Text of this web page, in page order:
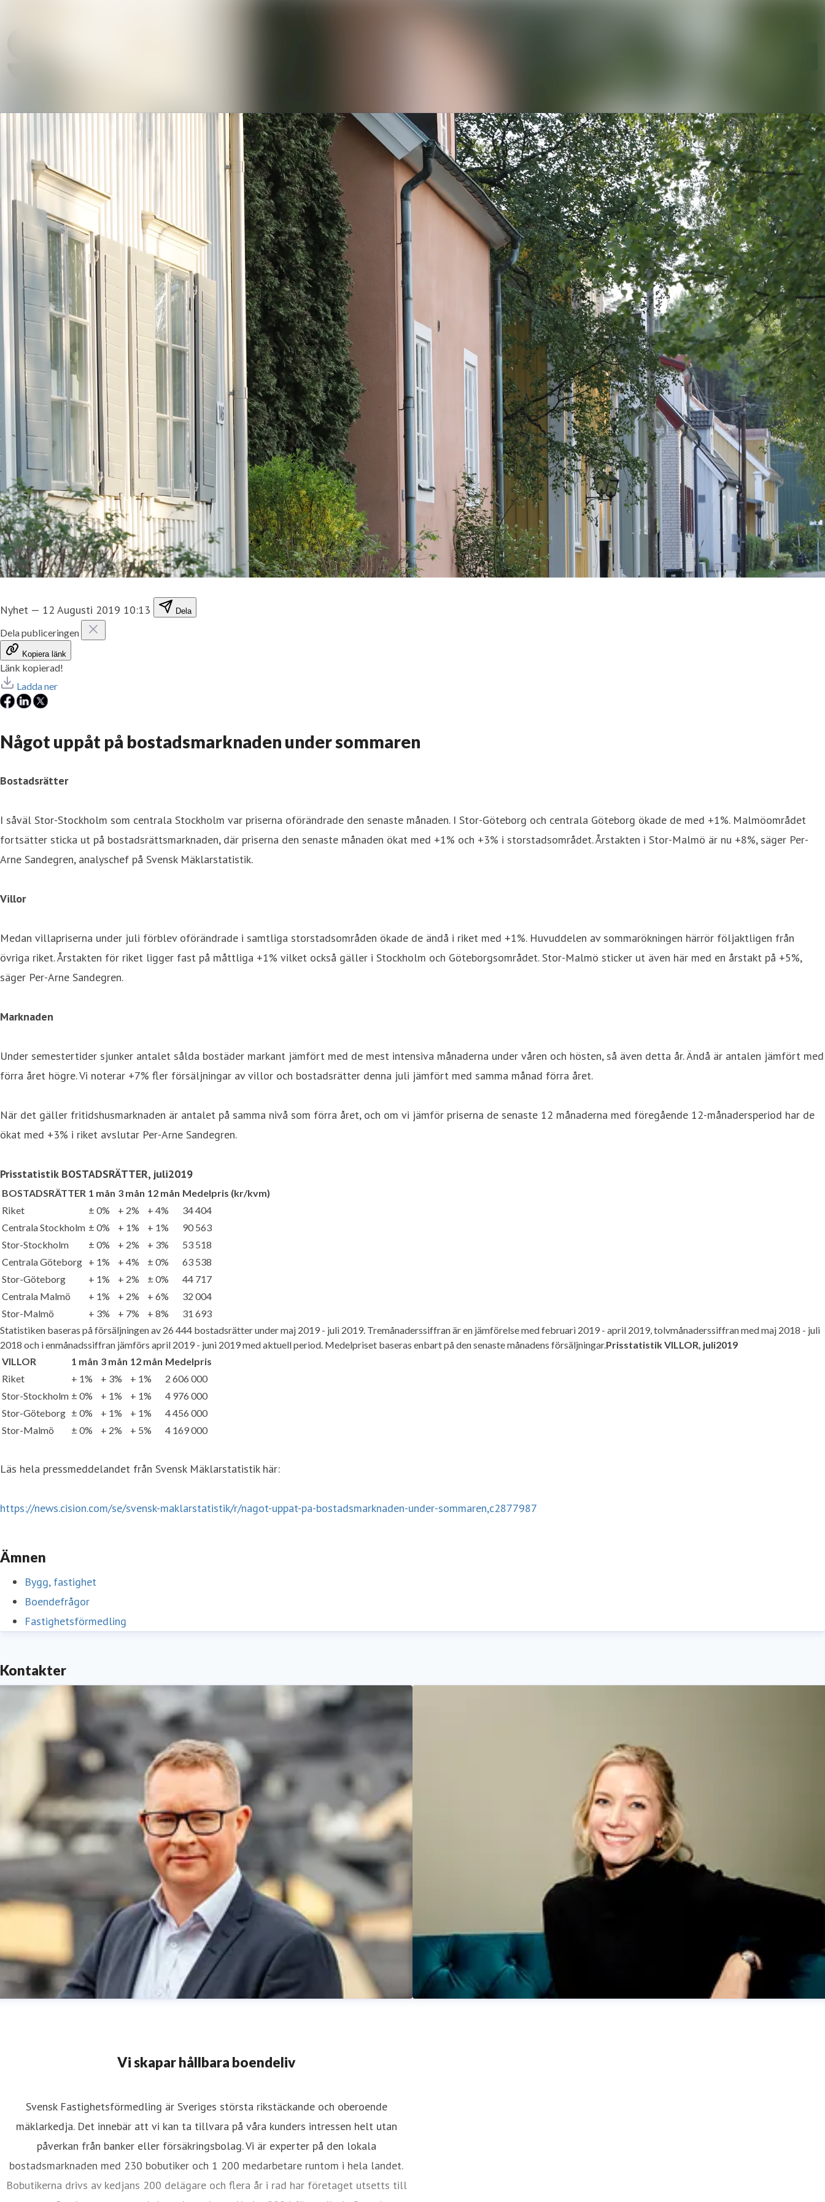
Nyhet — 12 Augusti 2019 10:13 Dela
Dela publiceringen
Kopiera länk
Länk kopierad!
Ladda ner
Något uppåt på bostadsmarknaden under sommaren
Bostadsrätter
I såväl Stor-Stockholm som centrala Stockholm var priserna oförändrade den senaste månaden. I Stor-Göteborg och centrala Göteborg ökade de med +1%. Malmöområdet
fortsätter sticka ut på bostadsrättsmarknaden, där priserna den senaste månaden ökat med +1% och +3% i storstadsområdet. Årstakten i Stor-Malmö är nu +8%, säger Per-
Arne Sandegren, analyschef på Svensk Mäklarstatistik.
Villor
Medan villapriserna under juli förblev oförändrade i samtliga storstadsområden ökade de ändå i riket med +1%. Huvuddelen av sommarökningen härrör följaktligen från
övriga riket. Årstakten för riket ligger fast på måttliga +1% vilket också gäller i Stockholm och Göteborgsområdet. Stor-Malmö sticker ut även här med en årstakt på +5%,
säger Per-Arne Sandegren.
Marknaden
Under semestertider sjunker antalet sålda bostäder markant jämfört med de mest intensiva månaderna under våren och hösten, så även detta år. Ändå är antalen jämfört med
förra året högre. Vi noterar +7% fler försäljningar av villor och bostadsrätter denna juli jämfört med samma månad förra året.
När det gäller fritidshusmarknaden är antalet på samma nivå som förra året, och om vi jämför priserna de senaste 12 månaderna med föregående 12-månadersperiod har de
ökat med +3% i riket avslutar Per-Arne Sandegren.
Prisstatistik BOSTADSRÄTTER, juli2019
BOSTADSRÄTTER 1 mån 3 mån 12 mån Medelpris (kr/kvm)
Riket
± 0% + 2% + 4%
34 404
Centrala Stockholm ± 0% + 1% + 1%
90 563
Stor-Stockholm
± 0% + 2% + 3%
53 518
Centrala Göteborg + 1% + 4% ± 0%
63 538
Stor-Göteborg
+ 1% + 2% ± 0%
44 717
Centrala Malmö
+ 1% + 2% + 6%
32 004
Stor-Malmö
+ 3% + 7% + 8%
31 693
Statistiken baseras på försäljningen av 26 444 bostadsrätter under maj 2019 - juli 2019. Tremånaderssiffran är en jämförelse med februari 2019 - april 2019, tolvmånaderssiffran med maj 2018 - juli
2018 och i enmånadssiffran jämförs april 2019 - juni 2019 med aktuell period. Medelpriset baseras enbart på den senaste månadens försäljningar.Prisstatistik VILLOR, juli2019
VILLOR
1 mån 3 mån 12 mån Medelpris
Riket
+ 1% + 3% + 1%
2 606 000
Stor-Stockholm ± 0% + 1% + 1%
4 976 000
Stor-Göteborg ± 0% + 1% + 1%
4 456 000
Stor-Malmö
± 0% + 2% + 5% 4 169 000
Läs hela pressmeddelandet från Svensk Mäklarstatistik här:
https://news.cision.com/se/svensk-maklarstatistik/r/nagot-uppat-pa-bostadsmarknaden-under-sommaren,c2877987
Ämnen
Bygg, fastighet
Boendefrågor
Fastighetsförmedling
Kontakter
Kommunikationschef henrik.freudenthal@svenskfast.se 070 225 98 22
Vi skapar hållbara boendeliv
Svensk Fastighetsförmedling är Sveriges största rikstäckande och oberoende
mäklarkedja. Det innebär att vi kan ta tillvara på våra kunders intressen helt utan
påverkan från banker eller försäkringsbolag. Vi är experter på den lokala
bostadsmarknaden med 230 bobutiker och 1 200 medarbetare runtom i hela landet.
Bobutikerna drivs av kedjans 200 delägare och flera år i rad har företaget utsetts till